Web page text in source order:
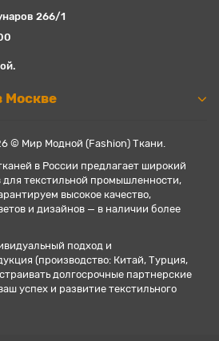
266/1
Москве
© Мир Модной (Fashion) Ткани.
в России предлагает широкий
текстильной промышленности,
высокое качество,
и дизайнов — в наличии более
подход и
(производство: Китай, Турция,
долгосрочные партнерские
успех и развитие текстильного